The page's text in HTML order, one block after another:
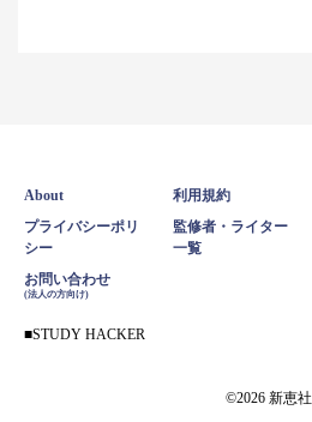
About 利用規約
プライバシーポリ
シー
監修者・ライター
一覧
お問い合わせ
(法人の方向け)
STUDY HACKER
©2026 新恵社